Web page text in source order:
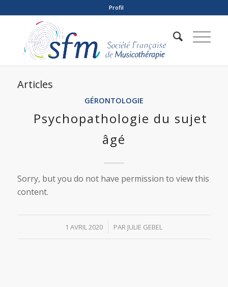
Profil
Articles
GÉRONTOLOGIE
Psychopathologie du sujet
âgé
Sorry, but you do not have permission to view this
content.
1 AVRIL 2020
/ PAR JULIE GEBEL